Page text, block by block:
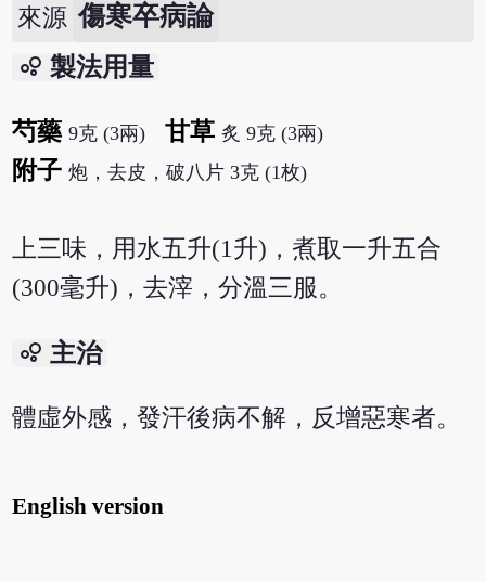
來源 傷寒卒病論
bubble_chart 製法用量
芍藥 9克 (3兩) 甘草 炙 9克 (3兩)
附子 炮，去皮，破八片 3克 (1枚)
上三味，用水五升(1升)，煮取一升五合
(300毫升)，去滓，分溫三服。
bubble_chart 主治
體虛外感，發汗後病不解，反增惡寒者。
English version